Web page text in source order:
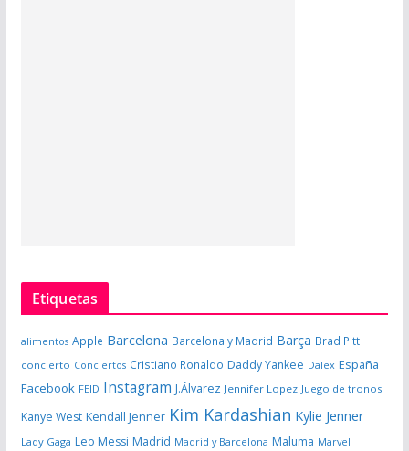
Etiquetas
alimentos Apple Barcelona Barcelona y Madrid Barça Brad Pitt
concierto Conciertos Cristiano Ronaldo Daddy Yankee Dalex España
Facebook FEID Instagram J.Álvarez Jennifer Lopez Juego de tronos
Kanye West Kendall Jenner Kim Kardashian Kylie Jenner
Lady Gaga Leo Messi Madrid Madrid y Barcelona Maluma Marvel